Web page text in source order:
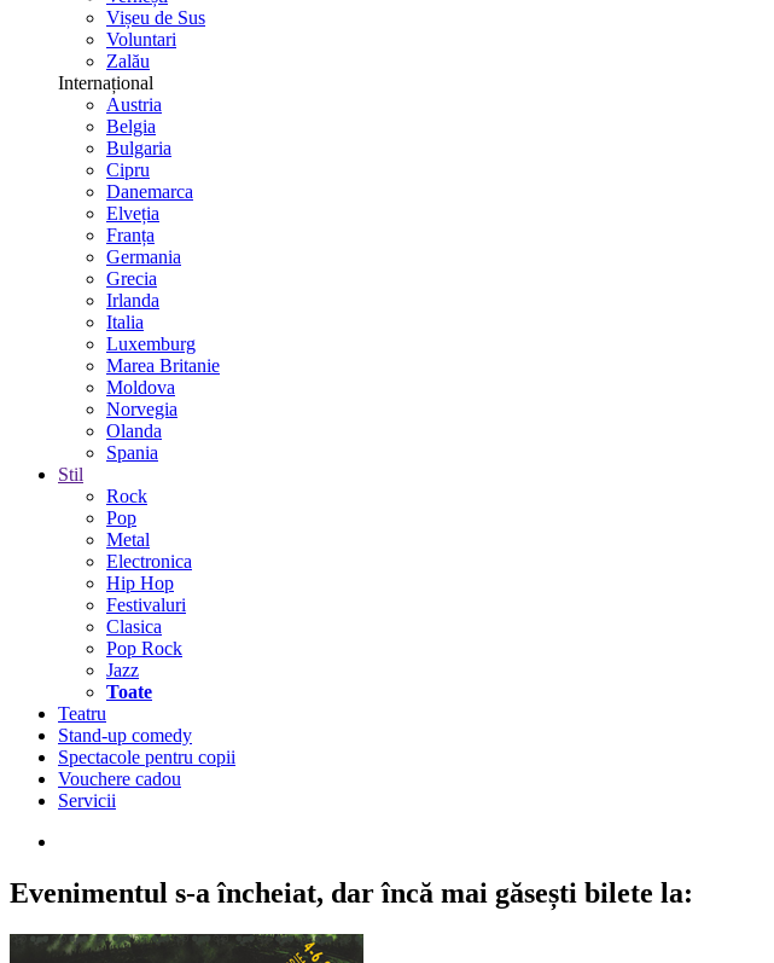
Vișeu de Sus
Voluntari
Zalău
Internațional
Austria
Belgia
Bulgaria
Cipru
Danemarca
Elveția
Franța
Germania
Grecia
Irlanda
Italia
Luxemburg
Marea Britanie
Moldova
Norvegia
Olanda
Spania
Stil
Rock
Pop
Metal
Electronica
Hip Hop
Festivaluri
Clasica
Pop Rock
Jazz
Toate
Teatru
Stand-up comedy
Spectacole pentru copii
Vouchere cadou
Servicii
Evenimentul s-a încheiat, dar încă mai găsești bilete la: